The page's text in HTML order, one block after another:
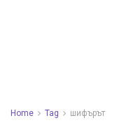
Home Tag шифърът